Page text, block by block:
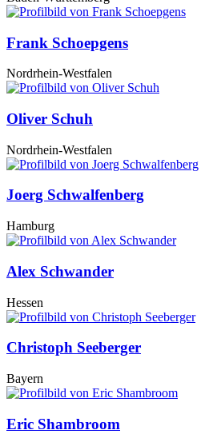
Frank Schoepgens
Nordrhein-Westfalen
Oliver Schuh
Nordrhein-Westfalen
Joerg Schwalfenberg
Hamburg
Alex Schwander
Hessen
Christoph Seeberger
Bayern
Eric Shambroom